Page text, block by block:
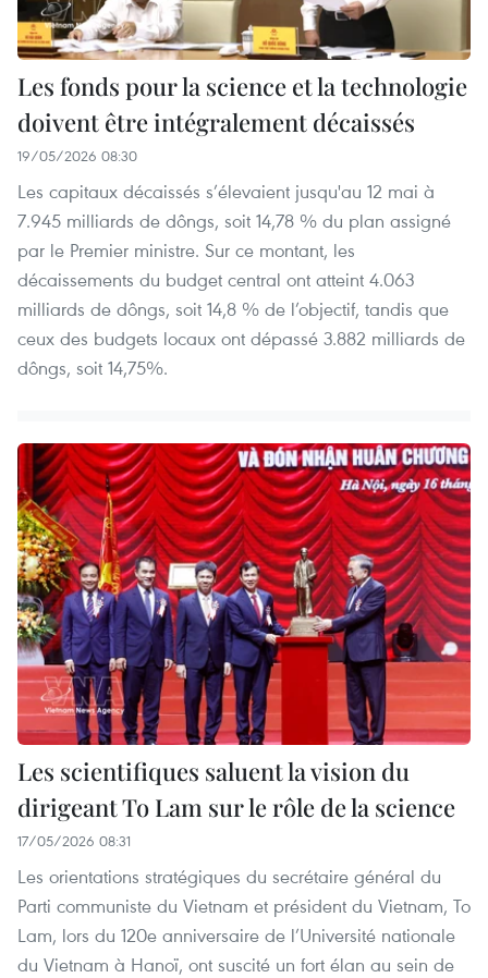
Les fonds pour la science et la technologie
doivent être intégralement décaissés
19/05/2026 08:30
Les capitaux décaissés s’élevaient jusqu'au 12 mai à
7.945 milliards de dôngs, soit 14,78 % du plan assigné
par le Premier ministre. Sur ce montant, les
décaissements du budget central ont atteint 4.063
milliards de dôngs, soit 14,8 % de l’objectif, tandis que
ceux des budgets locaux ont dépassé 3.882 milliards de
dôngs, soit 14,75%.
Les scientifiques saluent la vision du
dirigeant To Lam sur le rôle de la science
17/05/2026 08:31
Les orientations stratégiques du secrétaire général du
Parti communiste du Vietnam et président du Vietnam, To
Lam, lors du 120e anniversaire de l’Université nationale
du Vietnam à Hanoï, ont suscité un fort élan au sein de